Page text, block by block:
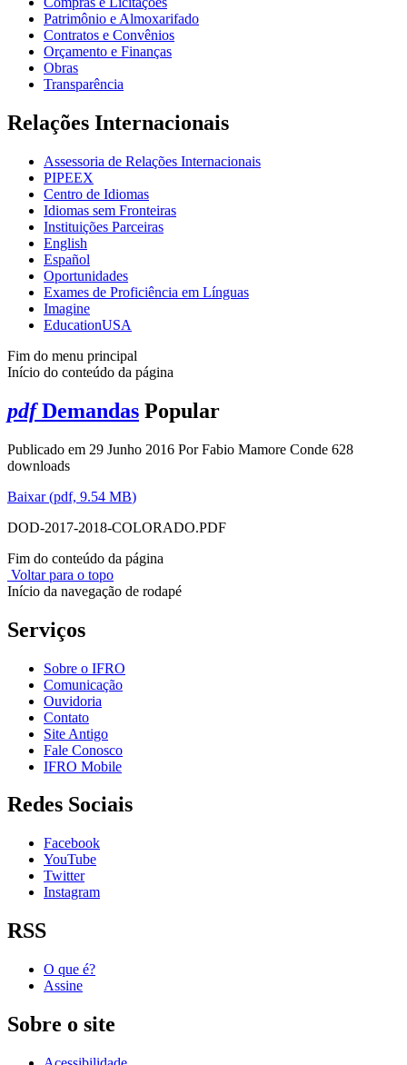
Patrimônio e Almoxarifado
Contratos e Convênios
Orçamento e Finanças
Obras
Transparência
Relações Internacionais
Assessoria de Relações Internacionais
PIPEEX
Centro de Idiomas
Idiomas sem Fronteiras
Instituições Parceiras
English
Español
Oportunidades
Exames de Proficiência em Línguas
Imagine
EducationUSA
Fim do menu principal
Início do conteúdo da página
pdf Demandas Popular
Publicado em 29 Junho 2016 PorFabio Mamore Conde 628
downloads
Baixar(pdf, 9.54 MB)
DOD-2017-2018-COLORADO.PDF
Fim do conteúdo da página
Voltar para o topo
Início da navegação de rodapé
Serviços
Sobre o IFRO
Comunicação
Ouvidoria
Contato
Site Antigo
Fale Conosco
IFRO Mobile
Redes Sociais
Facebook
YouTube
Twitter
Instagram
RSS
O que é?
Assine
Sobre o site